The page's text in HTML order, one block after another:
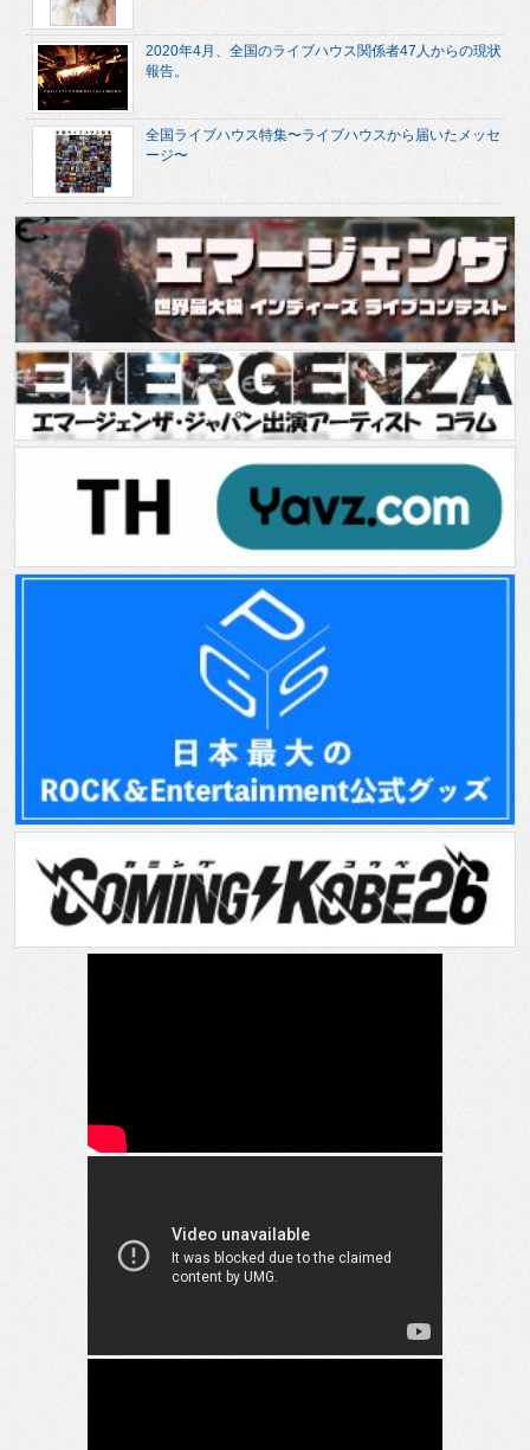
2020年4月、全国のライブハウス関係者47人からの現状
報告。
全国ライブハウス特集〜ライブハウスから届いたメッセ
ージ〜